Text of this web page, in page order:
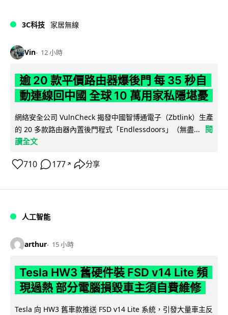
3C科技 家居無線
Vin 12 小時
逾 20 款平價路由器爆後門 每 35 秒自
動連線回中國 全球 10 萬用家私隱堪憂
網絡安全公司 VulnCheck 揭發中國智博通電子（Zbtlink）生產
的 20 多款路由器內置後門程式「Endlessdoors」（無盡...
閱
讀全文
710 177 ↗ 分享
人工智能
arthur 15 小時
Tesla HW3 舊硬件裝 FSD v14 Lite 頻
現過熱 部分電腦損毀車主須自費維修
Tesla 向 HW3 舊車款推送 FSD v14 Lite 系統，引發大量車主反